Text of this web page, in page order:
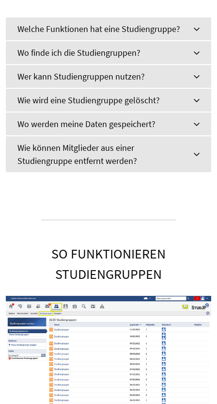
Welche Funktionen hat eine Studiengruppe?
Wo finde ich die Studiengruppen?
Wer kann Studiengruppen nutzen?
Wie wird eine Studiengruppe gelöscht?
Wo werden meine Daten gespeichert?
Wie können Mitglieder aus einer
Studiengruppe entfernt werden?
SO FUNKTIONIEREN
STUDIENGRUPPEN